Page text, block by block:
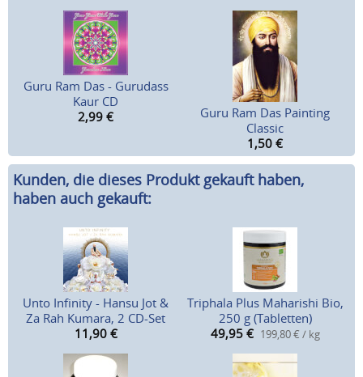
Guru Ram Das - Gurudass
Kaur CD
2,99 €
Guru Ram Das Painting
Classic
1,50 €
Kunden, die dieses Produkt gekauft haben,
haben auch gekauft:
Unto Infinity - Hansu Jot &
Za Rah Kumara, 2 CD-Set
11,90 €
Triphala Plus Maharishi Bio,
250 g (Tabletten)
49,95 € 199,80 € / kg